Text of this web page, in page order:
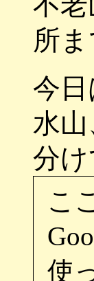
所
今日
水
分
こ
使